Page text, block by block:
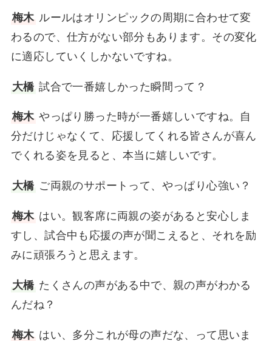
梅木 ルールはオリンピックの周期に合わせて変
わるので、仕方がない部分もあります。その変化
に適応していくしかないですね。
大橋 試合で一番嬉しかった瞬間って？
梅木 やっぱり勝った時が一番嬉しいですね。自
分だけじゃなくて、応援してくれる皆さんが喜ん
でくれる姿を見ると、本当に嬉しいです。
大橋 ご両親のサポートって、やっぱり心強い？
梅木 はい。観客席に両親の姿があると安心しま
すし、試合中も応援の声が聞こえると、それを励
みに頑張ろうと思えます。
大橋 たくさんの声がある中で、親の声がわかる
んだね？
梅木 はい、多分これが母の声だな、って思いま